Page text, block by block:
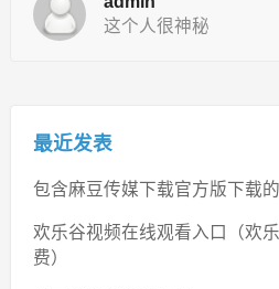
这个人很神秘
最近发表
包含麻豆传媒下载官方版下载
欢乐谷视频在线观看入口（欢
费）